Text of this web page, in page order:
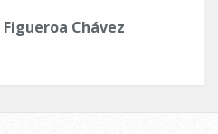
Chávez